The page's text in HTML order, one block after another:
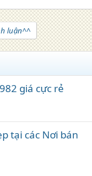
luận^^
giá cực rẻ
tại các Nơi bán